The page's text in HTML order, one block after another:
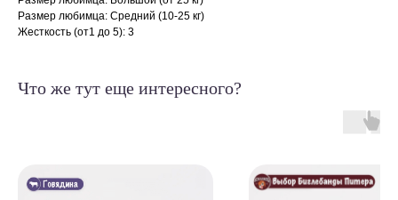
Размер любимца: Средний (10-25 кг)
Жесткость (от1 до 5): 3
Что же тут еще интересного?